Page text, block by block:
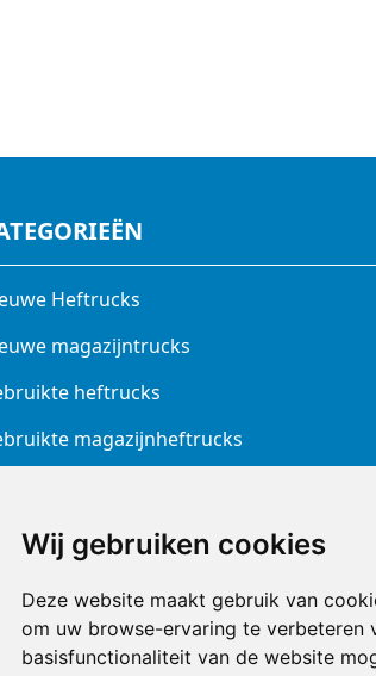
Wij gebruiken cookies
Deze website maakt gebruik van
om uw browse-ervaring te verbeteren
basisfunctionaliteit van de website
Heftrucks
magazijntrucks
heftrucks
magazijnheftrucks
en laders
diversen
+ Schrobmachine